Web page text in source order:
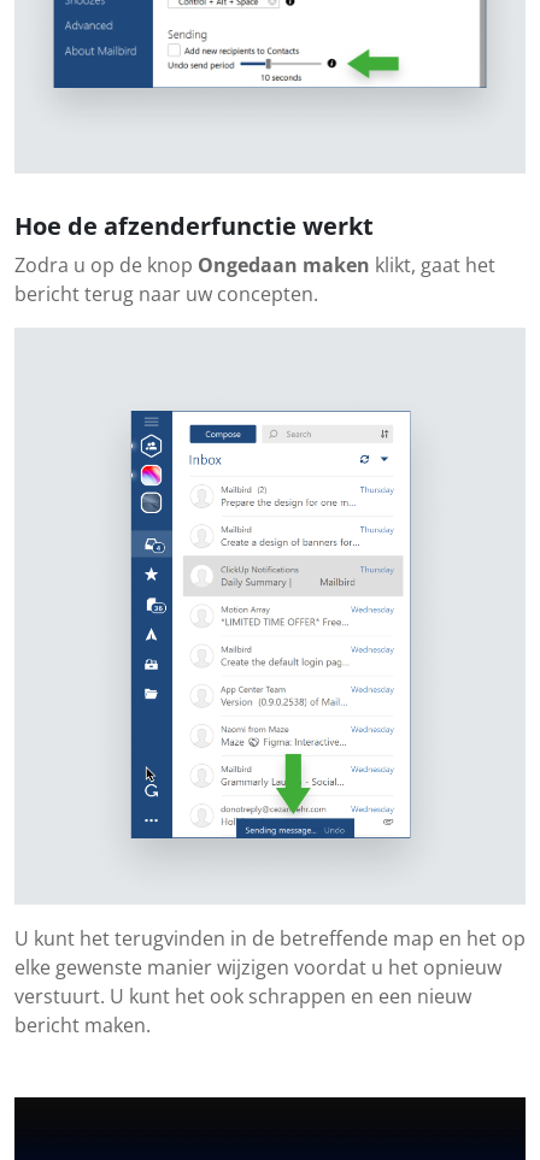
Hoe de afzenderfunctie werkt
Zodra u op de knop Ongedaan maken klikt, gaat het
bericht terug naar uw concepten.
U kunt het terugvinden in de betreffende map en het op
elke gewenste manier wijzigen voordat u het opnieuw
verstuurt. U kunt het ook schrappen en een nieuw
bericht maken.